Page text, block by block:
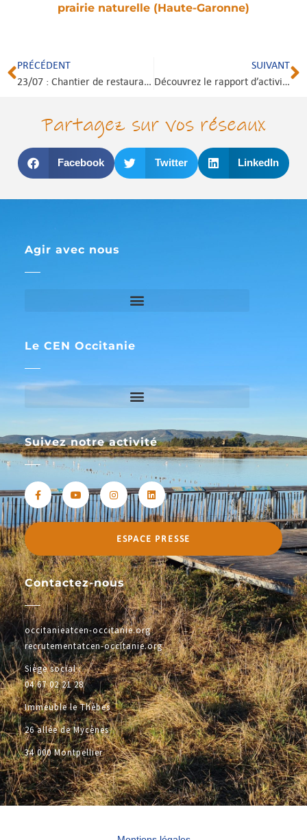
prairie naturelle (Haute-Garonne)
PRÉCÉDENT
23/07 : Chantier de restauration d’une prairie naturelle (Haute-Garonne)
SUIVANT
Découvrez le rapport d’activité 2025
Partagez sur vos réseaux
Facebook Twitter LinkedIn
Agir avec nous
Le CEN Occitanie
Suivez notre activité
ESPACE PRESSE
Contactez-nous
occitanieatcen-occitanie.org
recrutementatcen-occitanie.org
Siège social :
04 67 02 21 28
Immeuble le Thèbes
26 allée de Mycènes
34 000 Montpellier